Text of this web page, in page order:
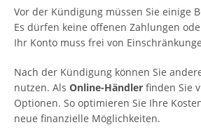
Vor der Kündigung müssen Sie einige
Es dürfen keine offenen Zahlungen
Ihr Konto muss frei von
Nach der Kündigung können Sie
nutzen. Als Online-Händler finden Sie
Optionen. So optimieren Sie Ihre
neue finanzielle Möglichkeiten.